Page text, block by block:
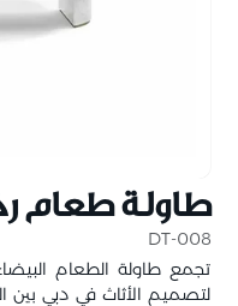
طاولة طعام
DT-008
تجمع طاولة الطعام
لتصميم الأثاث في دبي